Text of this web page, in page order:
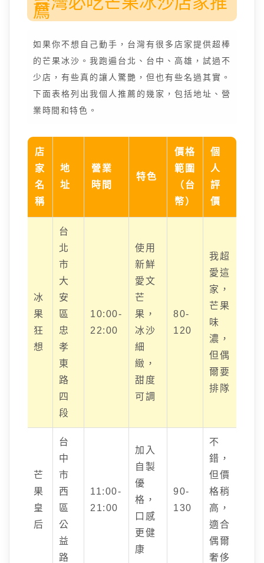
薦
如果你不想自己動手，台灣有很多店家提供超棒
的芒果冰沙。我跑遍台北、台中、高雄，試過不
少店，有些真的讓人驚艷，但也有些名過其實。
下面表格列出我個人推薦的幾家，包括地址、營
業時間和特色。
店
家
名
稱
地
址
營業
時間
特色
價格
範圍
（台
幣）
個
人
評
價
冰
果
狂
想
台
北
市
大
安
區
忠
孝
東
路
四
段
10:00-
22:00
使用
新鮮
愛文
芒
果，
冰沙
細
緻，
甜度
可調
80-
120
我超
愛這
家，
芒果
味
濃，
但偶
爾要
排隊
芒
果
皇
后
台
中
市
西
區
公
益
路
11:00-
21:00
加入
自製
優
格，
口感
更健
康
90-
130
不
錯，
但價
格稍
高，
適合
偶爾
奢侈